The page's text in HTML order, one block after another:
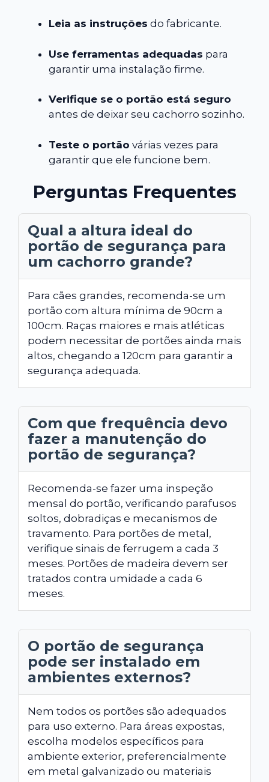
Leia as instruções do fabricante.
Use ferramentas adequadas para
garantir uma instalação firme.
Verifique se o portão está seguro
antes de deixar seu cachorro sozinho.
Teste o portão várias vezes para
garantir que ele funcione bem.
Perguntas Frequentes
Qual a altura ideal do
portão de segurança para
um cachorro grande?
Para cães grandes, recomenda-se um
portão com altura mínima de 90cm a
100cm. Raças maiores e mais atléticas
podem necessitar de portões ainda mais
altos, chegando a 120cm para garantir a
segurança adequada.
Com que frequência devo
fazer a manutenção do
portão de segurança?
Recomenda-se fazer uma inspeção
mensal do portão, verificando parafusos
soltos, dobradiças e mecanismos de
travamento. Para portões de metal,
verifique sinais de ferrugem a cada 3
meses. Portões de madeira devem ser
tratados contra umidade a cada 6
meses.
O portão de segurança
pode ser instalado em
ambientes externos?
Nem todos os portões são adequados
para uso externo. Para áreas expostas,
escolha modelos específicos para
ambiente exterior, preferencialmente
em metal galvanizado ou materiais